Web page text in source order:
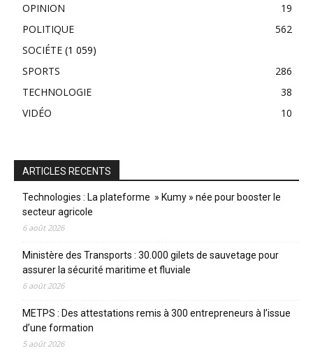
OPINION
19
POLITIQUE
562
SOCIÉTE (1 059)
SPORTS
286
TECHNOLOGIE
38
VIDÉO
10
ARTICLES RECENTS
Technologies : La plateforme » Kumy » née pour booster le
secteur agricole
6 août 2026
Ministère des Transports : 30.000 gilets de sauvetage pour
assurer la sécurité maritime et fluviale
6 août 2026
METPS : Des attestations remis à 300 entrepreneurs à l’issue
d’une formation
5 août 2026